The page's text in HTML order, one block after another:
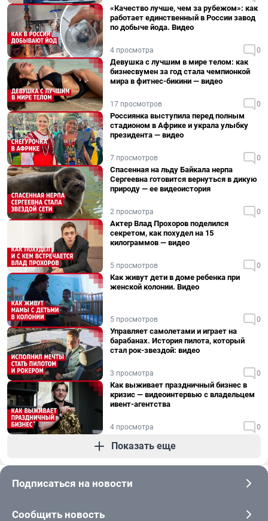
«Качество лучше, чем за рубежом»: как
работает единственный в России завод
по добыче йода. Видео
4 просмотра 0
Девушка с лучшим в мире телом: как
бизнесвумен за год стала чемпионкой
мира в фитнес-бикини — видео
17 просмотров 0
Россиянка выступила перед полным
стадионом в Африке и украла улыбку
президента — видео
7 просмотров 0
Спасенная на льду Байкала нерпа
Сергеевна готовится вернуться в дикую
природу — ее видеоистория
2 просмотра 0
Актер Влад Прохоров поделился
секретом, как похудел на 15
килограммов — видео
5 просмотров 0
Как живут дети в доме ребенка при
женской колонии. Видео
5 просмотров 0
Управляет самолетами и играет на
барабанах. История пилота, который
стал рок-звездой: видео
3 просмотра 0
Как выживает праздничный бизнес в
кризис — видеоинтервью с владельцем
ивент-агентства
4 просмотра 0
Показать еще
Подписаться на новости
Сообщить новость